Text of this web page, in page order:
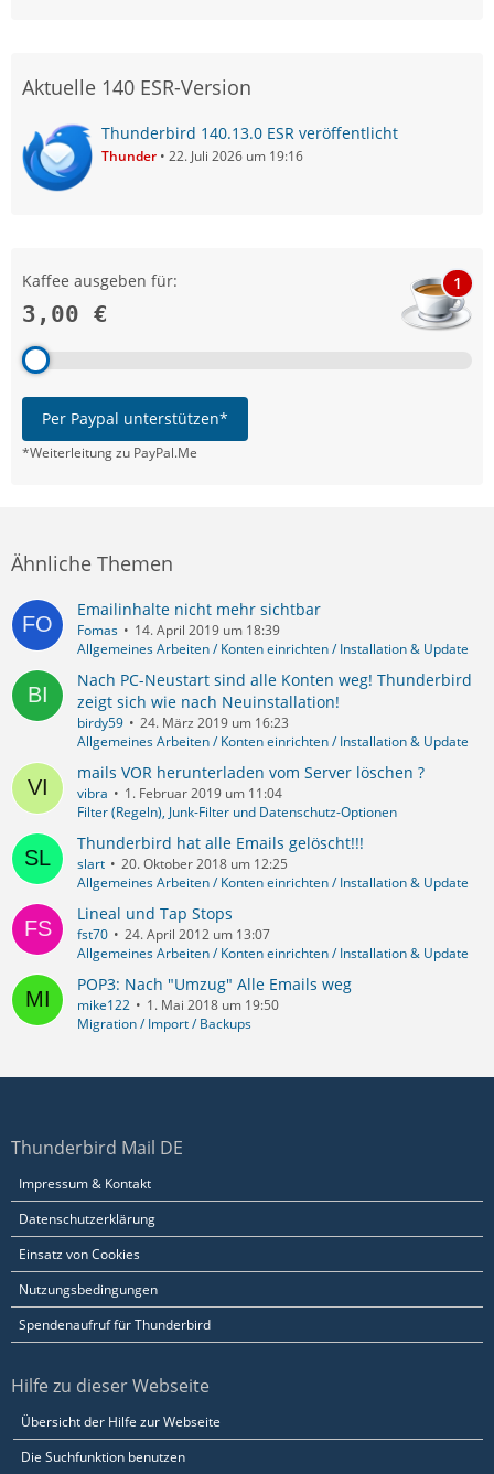
Aktuelle 140 ESR-Version
Thunderbird 140.13.0 ESR veröffentlicht
Thunder 22. Juli 2026 um 19:16
Kaffee ausgeben für:
3,00 €
1
Per Paypal unterstützen*
*Weiterleitung zu PayPal.Me
Ähnliche Themen
Emailinhalte nicht mehr sichtbar
Fomas
14. April 2019 um 18:39
Allgemeines Arbeiten / Konten einrichten / Installation & Update
Nach PC-Neustart sind alle Konten weg! Thunderbird
zeigt sich wie nach Neuinstallation!
birdy59
24. März 2019 um 16:23
Allgemeines Arbeiten / Konten einrichten / Installation & Update
mails VOR herunterladen vom Server löschen ?
vibra
1. Februar 2019 um 11:04
Filter (Regeln), Junk-Filter und Datenschutz-Optionen
Thunderbird hat alle Emails gelöscht!!!
slart
20. Oktober 2018 um 12:25
Allgemeines Arbeiten / Konten einrichten / Installation & Update
Lineal und Tap Stops
fst70
24. April 2012 um 13:07
Allgemeines Arbeiten / Konten einrichten / Installation & Update
POP3: Nach "Umzug" Alle Emails weg
mike122
1. Mai 2018 um 19:50
Migration / Import / Backups
Thunderbird Mail DE
Impressum & Kontakt
Datenschutzerklärung
Einsatz von Cookies
Nutzungsbedingungen
Spendenaufruf für Thunderbird
Hilfe zu dieser Webseite
Übersicht der Hilfe zur Webseite
Die Suchfunktion benutzen